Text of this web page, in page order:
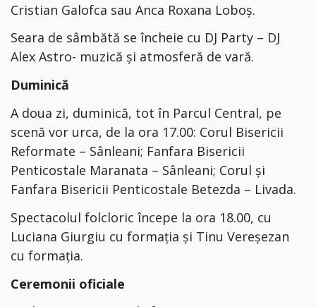
Cristian Galofca sau Anca Roxana Loboș.
Seara de sâmbătă se încheie cu DJ Party – DJ
Alex Astro- muzică și atmosferă de vară.
Duminică
A doua zi, duminică, tot în Parcul Central, pe
scenă vor urca, de la ora 17.00: Corul Bisericii
Reformate – Sânleani⁣; Fanfara Bisericii
Penticostale Maranata – Sânleani;⁣ Corul și
Fanfara Bisericii Penticostale Betezda – Livada⁣.
Spectacolul folcloric începe la ora 18.00, cu
Luciana Giurgiu cu formația⁣ și Tinu Vereșezan
cu formația⁣.
Ceremonii oficiale